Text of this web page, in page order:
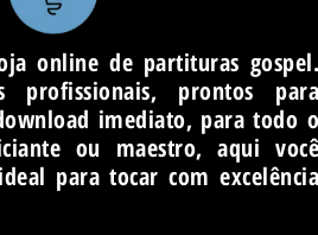
online de partituras gospel.
profissionais, prontos para
imediato, para todo o
ou maestro, aqui você
para tocar com excelência